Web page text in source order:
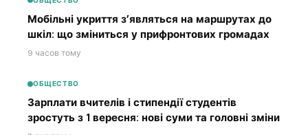
Мобільні укриття з’являться на маршрутах до
шкіл: що зміниться у прифронтових громадах
9 часов тому
ОБЩЕСТВО
Зарплати вчителів і стипендії студентів
зростуть з 1 вересня: нові суми та головні зміни